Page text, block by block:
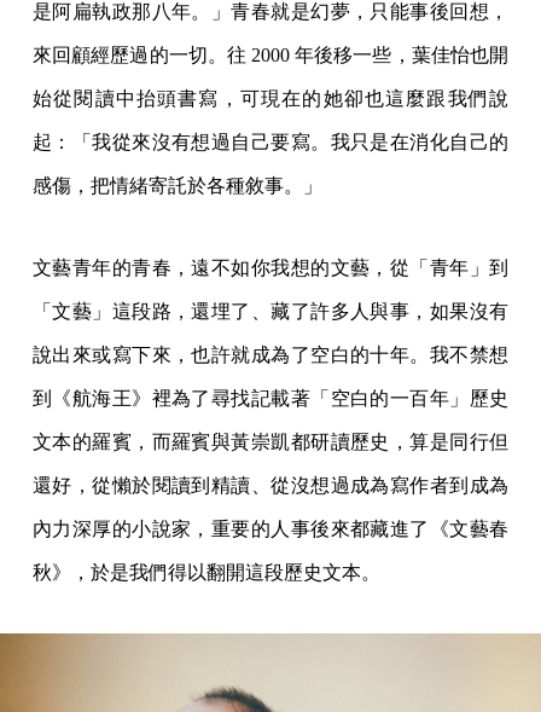
是阿扁執政那八年。」青春就是幻夢，只能事後回想，
來回顧經歷過的一切。往 2000 年後移一些，葉佳怡也開
始從閱讀中抬頭書寫，可現在的她卻也這麼跟我們說
起：「我從來沒有想過自己要寫。我只是在消化自己的
感傷，把情緒寄託於各種敘事。」
文藝青年的青春，遠不如你我想的文藝，從「青年」到
「文藝」這段路，還埋了、藏了許多人與事，如果沒有
說出來或寫下來，也許就成為了空白的十年。我不禁想
到《航海王》裡為了尋找記載著「空白的一百年」歷史
文本的羅賓，而羅賓與黃崇凱都研讀歷史，算是同行但
還好，從懶於閱讀到精讀、從沒想過成為寫作者到成為
內力深厚的小說家，重要的人事後來都藏進了《文藝春
秋》，於是我們得以翻開這段歷史文本。